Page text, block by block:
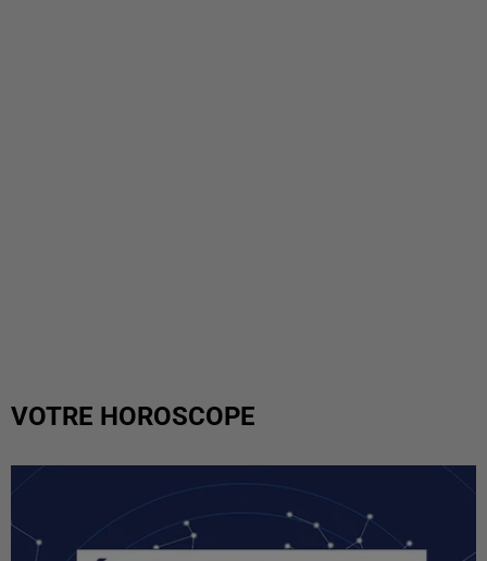
VOTRE HOROSCOPE